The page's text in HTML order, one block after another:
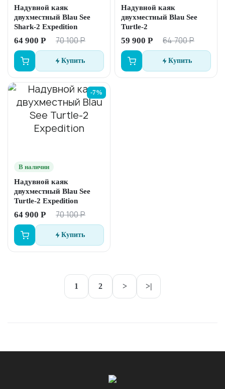
Надувной каяк
двухместный Blau See
Shark-2 Expedition
64 900 Р 70 100 Р
Купить
Надувной каяк
двухместный Blau See
Turtle-2
59 900 Р 64 700 Р
Купить
-7%
В наличии
Надувной каяк
двухместный Blau See
Turtle-2 Expedition
64 900 Р 70 100 Р
Купить
1 2 > >|